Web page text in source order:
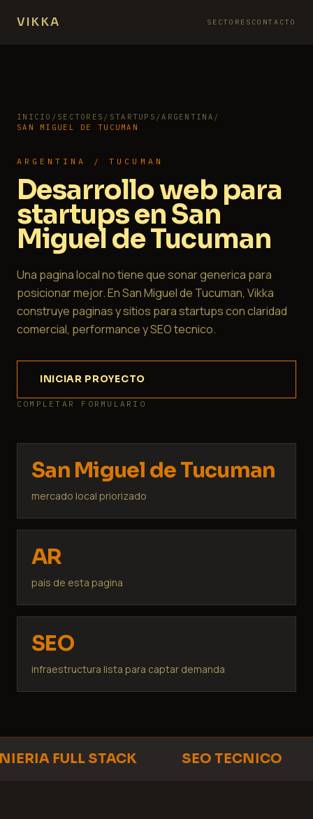
VIKKA SECTORES CONTACTO
INICIO / SECTORES / STARTUPS /ARGENTINA /
SAN MIGUEL DE TUCUMAN
ARGENTINA / TUCUMAN
Desarrollo web para
startups en San
Miguel de Tucuman
Una pagina local no tiene que sonar generica para
posicionar mejor. En San Miguel de Tucuman, Vikka
construye paginas y sitios para startups con claridad
comercial, performance y SEO tecnico.
INICIAR PROYECTO
COMPLETAR FORMULARIO
San Miguel de Tucuman
mercado local priorizado
AR
pais de esta pagina
SEO
infraestructura lista para captar demanda
FULL STACK SEO TECNICO